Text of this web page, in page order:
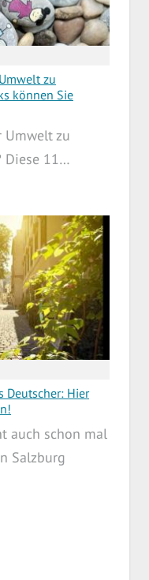
zu
können Sie
Umwelt zu
Diese 11…
Deutscher: Hier
auch schon mal
Salzburg